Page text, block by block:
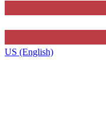
US (English)